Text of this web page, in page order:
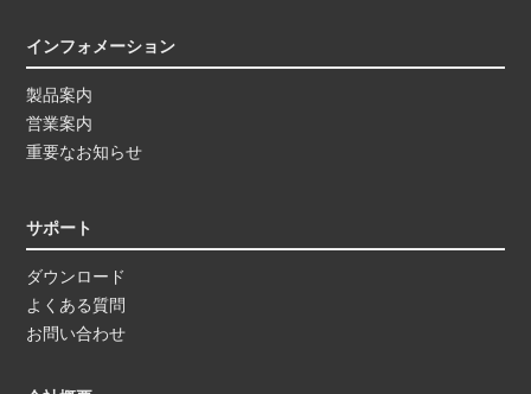
インフォメーション
製品案内
営業案内
重要なお知らせ
サポート
ダウンロード
よくある質問
お問い合わせ